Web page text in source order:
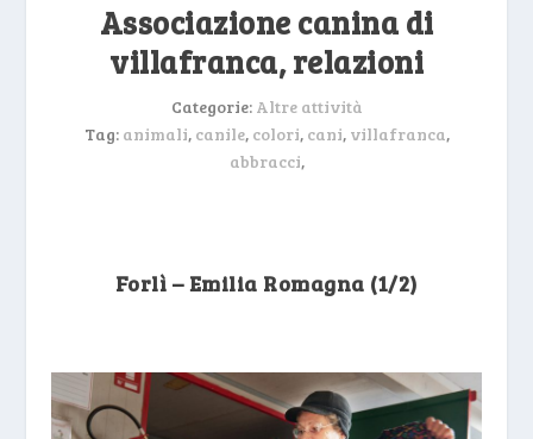
Associazione canina di
villafranca, relazioni
Categorie: Altre attività
Tag: animali, canile, colori, cani, villafranca,
abbracci,
Forlì – Emilia Romagna (1/2)